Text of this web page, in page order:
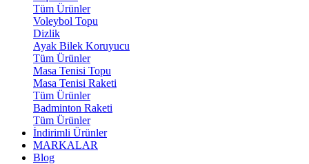
Tüm Ürünler
Voleybol Topu
Dizlik
Ayak Bilek Koruyucu
Tüm Ürünler
Masa Tenisi Topu
Masa Tenisi Raketi
Tüm Ürünler
Badminton Raketi
Tüm Ürünler
İndirimli Ürünler
MARKALAR
Blog